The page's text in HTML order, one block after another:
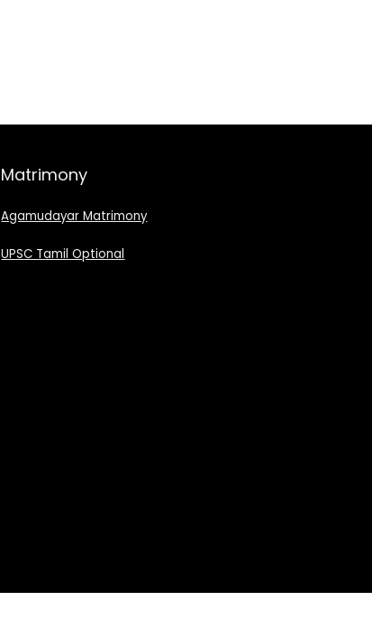
Matrimony
Agamudayar Matrimony
UPSC Tamil Optional